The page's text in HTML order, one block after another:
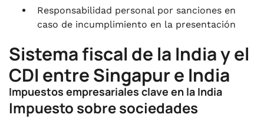
Responsabilidad personal por sanciones en
caso de incumplimiento en la presentación
Sistema fiscal de la India y el
CDI entre Singapur e India
Impuestos empresariales clave en la India
Impuesto sobre sociedades